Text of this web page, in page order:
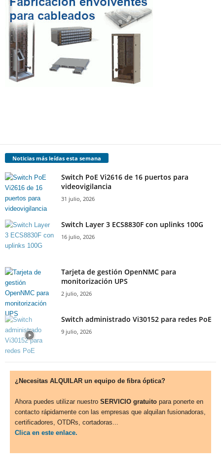
Noticias más leídas esta semana
Switch PoE Vi2616 de 16 puertos para
videovigilancia
31 julio, 2026
Switch Layer 3 ECS8830F con uplinks 100G
16 julio, 2026
Tarjeta de gestión OpenNMC para
monitorización UPS
2 julio, 2026
Switch administrado Vi30152 para redes PoE
9 julio, 2026
¿Necesitas ALQUILAR un equipo de fibra óptica?
Ahora puedes utilizar nuestro SERVICIO gratuito para ponerte en
contacto rápidamente con las empresas que alquilan fusionadoras,
certificadores, OTDRs, cortadoras...
Clica en este enlace.